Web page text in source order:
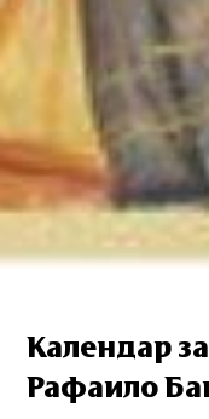
Календар
Рафаило